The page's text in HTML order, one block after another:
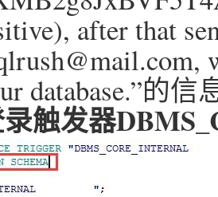
after that
database.”的信
触发器